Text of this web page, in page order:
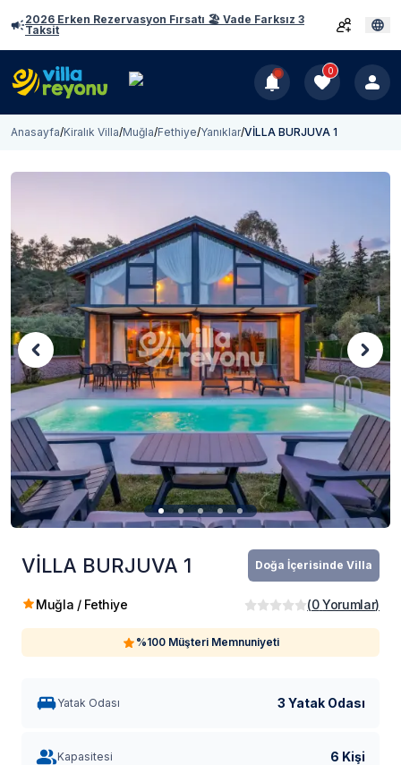
2026 Erken Rezervasyon Fırsatı 🏖️ Vade Farksız 3
Taksit
0
Anasayfa/Kiralık Villa/Muğla/Fethiye/Yanıklar/VİLLA BURJUVA 1
VİLLA BURJUVA 1 Doğa İçerisinde Villa
Muğla / Fethiye (0 Yorumlar)
%100 Müşteri Memnuniyeti
Yatak Odası 3 Yatak Odası
Kapasitesi 6 Kişi